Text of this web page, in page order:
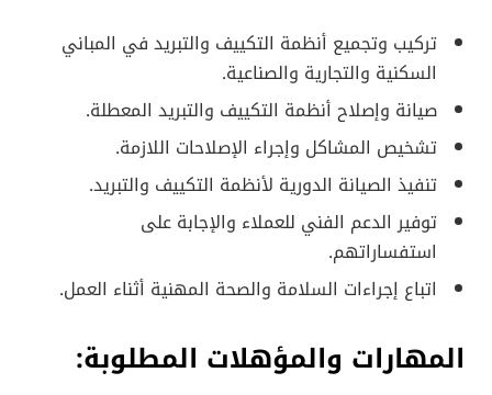
تركيب وتجميع أنظمة التكييف والتبريد في المباني
السكنية والتجارية والصناعية.
صيانة وإصلاح أنظمة التكييف والتبريد المعطلة.
تشخيص المشاكل وإجراء الإصلاحات اللازمة.
تنفيذ الصيانة الدورية لأنظمة التكييف والتبريد.
توفير الدعم الفني للعملاء والإجابة على
استفساراتهم.
اتباع إجراءات السلامة والصحة المهنية أثناء العمل.
المهارات والمؤهلات المطلوبة: